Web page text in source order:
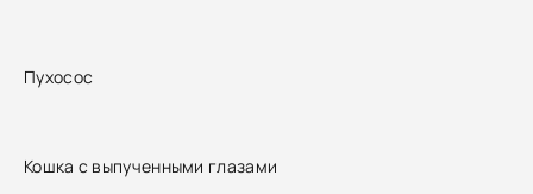
Пухосос
Кошка с выпученными глазами